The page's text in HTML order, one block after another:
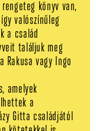
könyv van,
valószínűleg
a család
találjuk meg
Rakusa vagy Ingo
amelyek
a
Gitta családjától